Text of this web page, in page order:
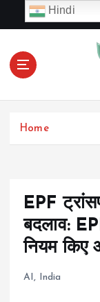
c
Home
EPF
बदलाव:
नियम किए
AI, India
Hindi